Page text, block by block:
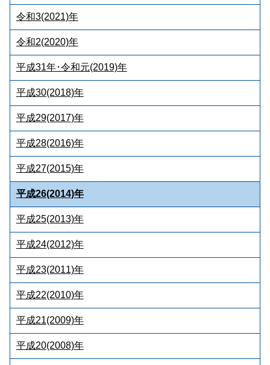
令和3(2021)年
令和2(2020)年
平成31年･令和元(2019)年
平成30(2018)年
平成29(2017)年
平成28(2016)年
平成27(2015)年
平成26(2014)年
平成25(2013)年
平成24(2012)年
平成23(2011)年
平成22(2010)年
平成21(2009)年
平成20(2008)年